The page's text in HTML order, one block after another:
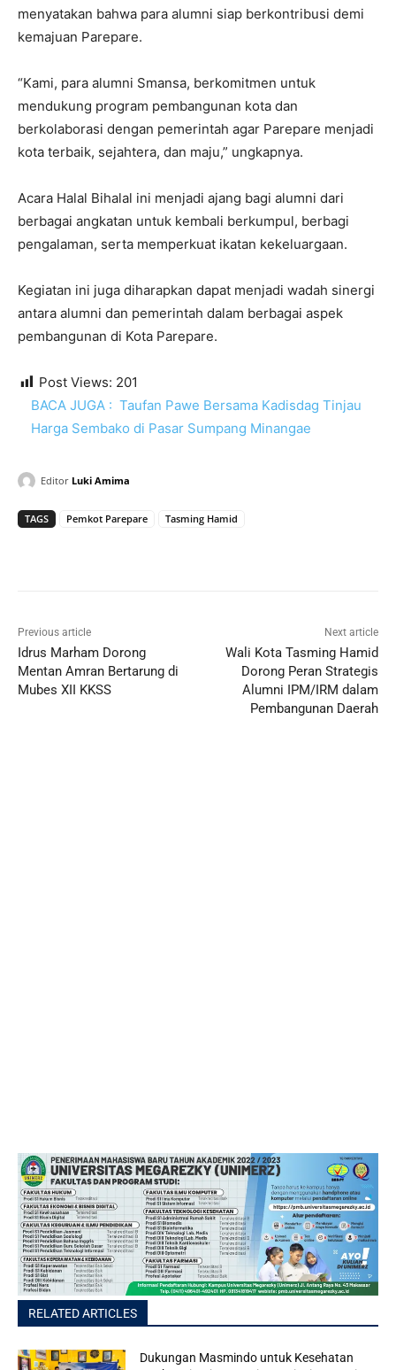
menyatakan bahwa para alumni siap berkontribusi demi
kemajuan Parepare.
“Kami, para alumni Smansa, berkomitmen untuk
mendukung program pembangunan kota dan
berkolaborasi dengan pemerintah agar Parepare menjadi
kota terbaik, sejahtera, dan maju,” ungkapnya.
Acara Halal Bihalal ini menjadi ajang bagi alumni dari
berbagai angkatan untuk kembali berkumpul, berbagi
pengalaman, serta memperkuat ikatan kekeluargaan.
Kegiatan ini juga diharapkan dapat menjadi wadah sinergi
antara alumni dan pemerintah dalam berbagai aspek
pembangunan di Kota Parepare.
Post Views: 201
BACA JUGA : Taufan Pawe Bersama Kadisdag Tinjau
Harga Sembako di Pasar Sumpang Minangae
Editor Luki Amima
TAGS Pemkot Parepare Tasming Hamid
Previous article
Idrus Marham Dorong
Mentan Amran Bertarung di
Mubes XII KKSS
Next article
Wali Kota Tasming Hamid
Dorong Peran Strategis
Alumni IPM/IRM dalam
Pembangunan Daerah
RELATED ARTICLES
Dukungan Masmindo untuk Kesehatan